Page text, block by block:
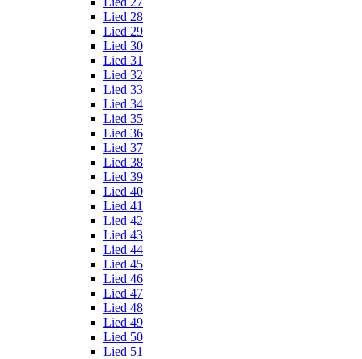
Lied 28
Lied 29
Lied 30
Lied 31
Lied 32
Lied 33
Lied 34
Lied 35
Lied 36
Lied 37
Lied 38
Lied 39
Lied 40
Lied 41
Lied 42
Lied 43
Lied 44
Lied 45
Lied 46
Lied 47
Lied 48
Lied 49
Lied 50
Lied 51